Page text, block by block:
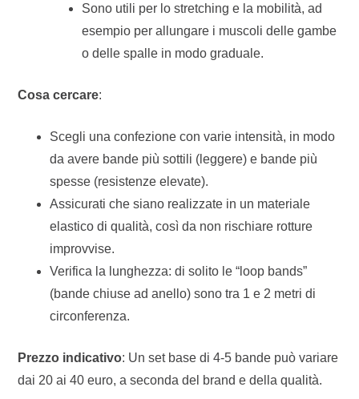
Sono utili per lo stretching e la mobilità, ad
esempio per allungare i muscoli delle gambe
o delle spalle in modo graduale.
Cosa cercare:
Scegli una confezione con varie intensità, in modo
da avere bande più sottili (leggere) e bande più
spesse (resistenze elevate).
Assicurati che siano realizzate in un materiale
elastico di qualità, così da non rischiare rotture
improvvise.
Verifica la lunghezza: di solito le “loop bands”
(bande chiuse ad anello) sono tra 1 e 2 metri di
circonferenza.
Prezzo indicativo: Un set base di 4-5 bande può variare
dai 20 ai 40 euro, a seconda del brand e della qualità.